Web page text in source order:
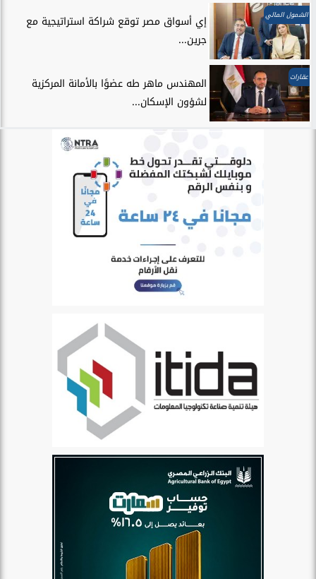
الشمول المالي
إي أسواق مصر توقع شراكة استراتيجية مع
جرين...
عقارات
المهندس ماهر طه عضوًا بالأمانة المركزية
لشؤون الإسكان...